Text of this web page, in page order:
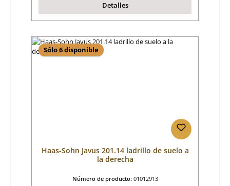
Detalles
Sólo 6 disponible
Haas-Sohn Javus 201.14 ladrillo de suelo a
la derecha
Número de producto: 01012913